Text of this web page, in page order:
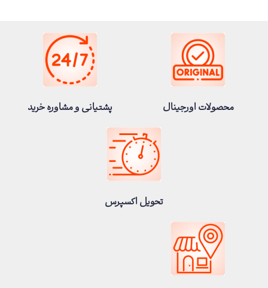
محصولات اورجینال پشتیانی و مشاوره خرید
تحویل اکسپرس